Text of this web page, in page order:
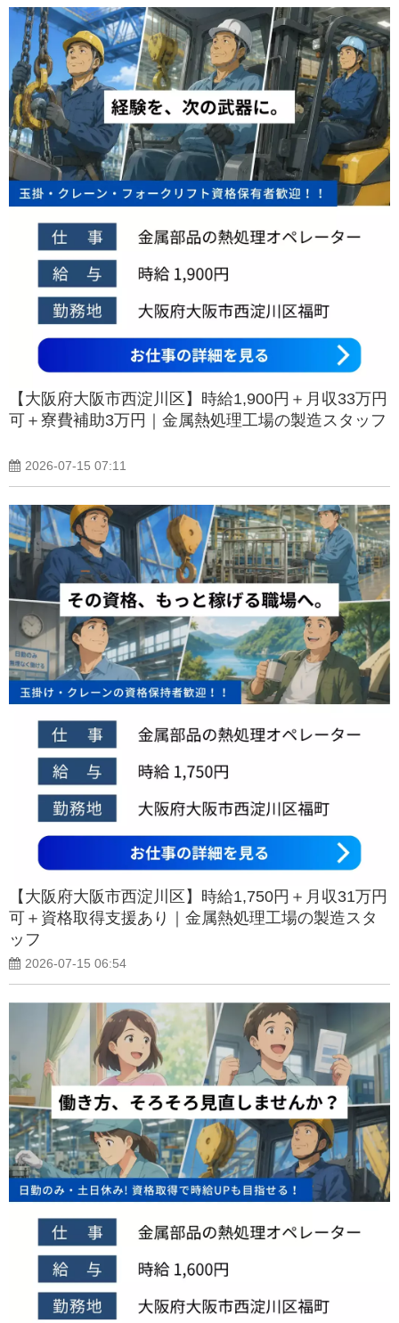
【大阪府大阪市西淀川区】時給1,900円＋月収33万円
可＋寮費補助3万円｜金属熱処理工場の製造スタッフ
2026-07-15 07:11
【大阪府大阪市西淀川区】時給1,750円＋月収31万円
可＋資格取得支援あり｜金属熱処理工場の製造スタ
ッフ
2026-07-15 06:54